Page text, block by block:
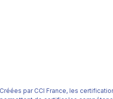
Créées par CCI France, les